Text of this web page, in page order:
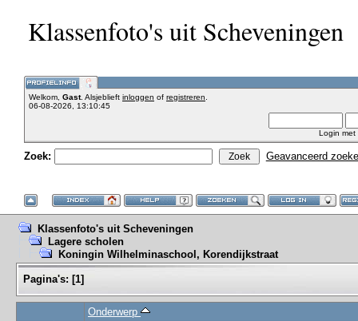
Klassenfoto's uit Scheveningen
Welkom, Gast. Alsjeblieft inloggen of registreren
06-08-2026, 13:10:45
Login met
Zoek: Geavanceerd
Klassenfoto's uit Scheveningen
Lagere scholen
Koningin Wilhelminaschool, Korendijkstraat
Pagina's: [1]
Onderwerp